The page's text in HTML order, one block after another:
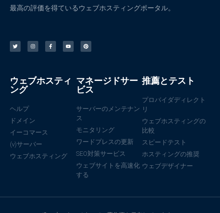
最高の評価を得ているウェブホスティングポータル。
ウェブホスティ
ング
ヘルプ
ドメイン
イーコマース
(v)サーバー
ウェブホスティング
マネージドサー
ビス
サーバーのメンテナン
ス
モニタリング
ワードプレスの更新
SEO対策サービス
ウェブサイトを高速化
する
推薦とテスト
プロバイダディレクト
リ
ウェブホスティングの
比較
スピードテスト
ホスティングの推奨
ウェブデザイナー